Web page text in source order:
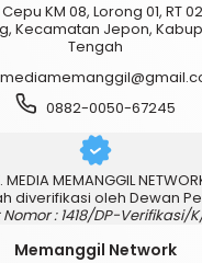
KM 08, Lorong 01, RT
Kecamatan Jepon,
Tengah
0882-0050-67245
MEDIA MEMANGGIL
diverifikasi oleh Dewan
: 1418/DP-Verifikasi/
Memanggil Network